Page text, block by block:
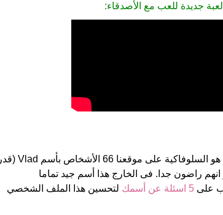
لعبة جديدة للعب مع الأصدقاء:
Vlad هو اسم للبنين أصل الأسم هو السلوفاكية على موقعنا 66 الأشخاص بأسم Vlad (قدر
5 اسئلة عن أسمك لتحسين هذا الملف الشخصي